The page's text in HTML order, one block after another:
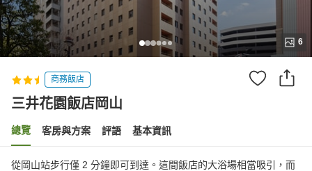
6
商務飯店
三井花園飯店岡山
總覽 客房與方案 評語 基本資訊
從岡山站步行僅 2 分鐘即可到達。這間飯店的大浴場相當吸引，而